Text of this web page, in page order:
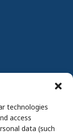
technologies
access
data (such